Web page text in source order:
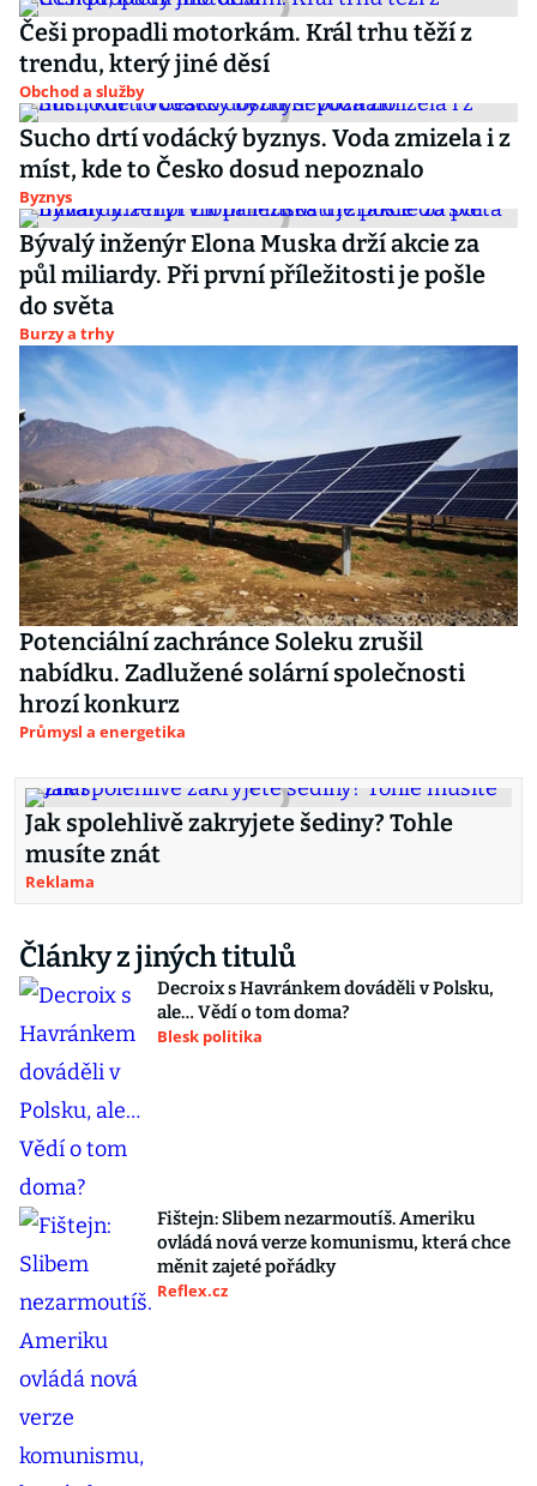
Češi propadli motorkám. Král trhu těží z
trendu, který jiné děsí
Obchod a služby
Sucho drtí vodácký byznys. Voda zmizela i z
míst, kde to Česko dosud nepoznalo
Byznys
Bývalý inženýr Elona Muska drží akcie za
půl miliardy. Při první příležitosti je pošle
do světa
Burzy a trhy
Potenciální zachránce Soleku zrušil
nabídku. Zadlužené solární společnosti
hrozí konkurz
Průmysl a energetika
Jak spolehlivě zakryjete šediny? Tohle
musíte znát
Reklama
Články z jiných titulů
Decroix s Havránkem dováděli v Polsku,
ale… Vědí o tom doma?
Blesk politika
Fištejn: Slibem nezarmoutíš. Ameriku
ovládá nová verze komunismu, která chce
měnit zajeté pořádky
Reflex.cz